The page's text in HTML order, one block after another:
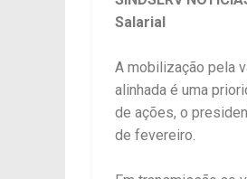
Salarial
A mobilização pela
alinhada é uma
de ações, o
de fevereiro.